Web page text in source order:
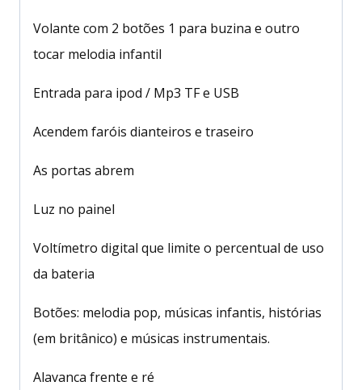
Volante com 2 botões 1 para buzina e outro
tocar melodia infantil
Entrada para ipod / Mp3 TF e USB
Acendem faróis dianteiros e traseiro
As portas abrem
Luz no painel
Voltímetro digital que limite o percentual de uso
da bateria
Botões: melodia pop, músicas infantis, histórias
(em britânico) e músicas instrumentais.
Alavanca frente e ré